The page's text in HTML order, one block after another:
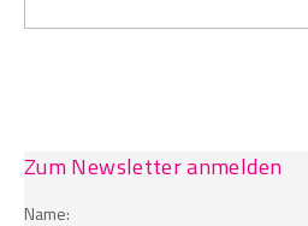
Zum Newsletter anmelden
Name: